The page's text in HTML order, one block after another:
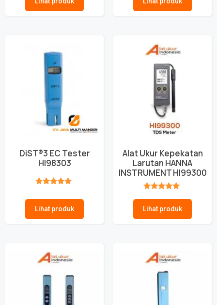
DiST®3 EC Tester
HI98303
Lihat produk
Alat Ukur Kepekatan
Larutan HANNA
INSTRUMENT HI99300
Lihat produk